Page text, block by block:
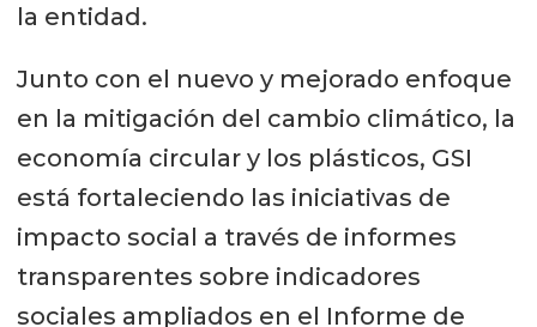
la entidad.
Junto con el nuevo y mejorado enfoque
en la mitigación del cambio climático, la
economía circular y los plásticos, GSI
está fortaleciendo las iniciativas de
impacto social a través de informes
transparentes sobre indicadores
sociales ampliados en el Informe de